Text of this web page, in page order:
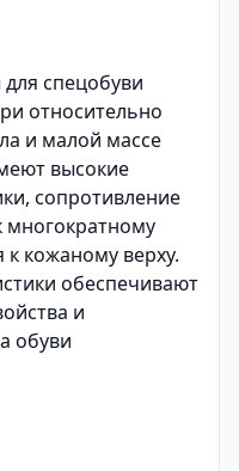
спецобуви
относительно
и малой массе
высокие
сопротивление
многократному
к кожаному верху.
обеспечивают
и
обуви